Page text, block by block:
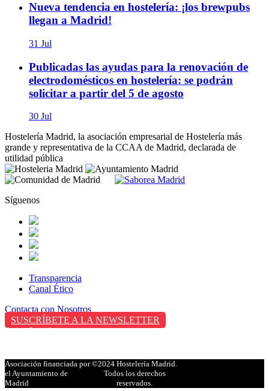
Nueva tendencia en hostelería: ¡los brewpubs
llegan a Madrid!
31 Jul
Publicadas las ayudas para la renovación de
electrodomésticos en hostelería: se podrán
solicitar a partir del 5 de agosto
30 Jul
Hostelería Madrid, la asociación empresarial de Hostelería más
grande y representativa de la CCAA de Madrid, declarada de
utilidad pública
Síguenos
Transparencia
Canal Ético
Contacta con Nosotros
SUSCRÍBETE A LA NEWSLETTER
Aviso Legal
Asociación financiada por
el Ayuntamiento de
Madrid
©2024 Hostelería Madrid.
Todos los derechos
reservados.